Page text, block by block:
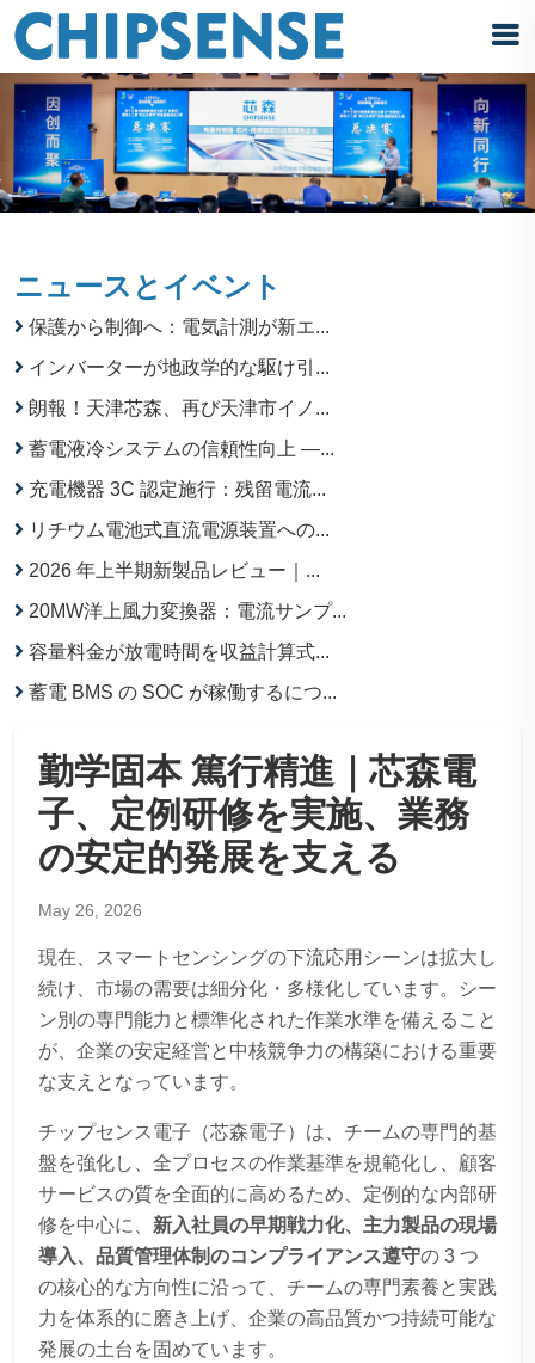
ニュースとイベント
保護から制御へ：電気計測が新エ...
インバーターが地政学的な駆け引...
朗報！天津芯森、再び天津市イノ...
蓄電液冷システムの信頼性向上 —...
充電機器 3C 認定施行：残留電流...
リチウム電池式直流電源装置への...
2026 年上半期新製品レビュー｜...
20MW洋上風力変換器：電流サンプ...
容量料金が放電時間を収益計算式...
蓄電 BMS の SOC が稼働するにつ...
勤学固本 篤行精進｜芯森電
子、定例研修を実施、業務
の安定的発展を支える
May 26, 2026
現在、スマートセンシングの下流応用シーンは拡大し
続け、市場の需要は細分化・多様化しています。シー
ン別の専門能力と標準化された作業水準を備えること
が、企業の安定経営と中核競争力の構築における重要
な支えとなっています。
チップセンス電子（芯森電子）は、チームの専門的基
盤を強化し、全プロセスの作業基準を規範化し、顧客
サービスの質を全面的に高めるため、定例的な内部研
修を中心に、 新入社員の早期戦力化、主力製品の現場
導入、品質管理体制のコンプライアンス遵守の 3 つ
の核心的な方向性に沿って、チームの専門素養と実践
力を体系的に磨き上げ、企業の高品質かつ持続可能な
発展の土台を固めています。